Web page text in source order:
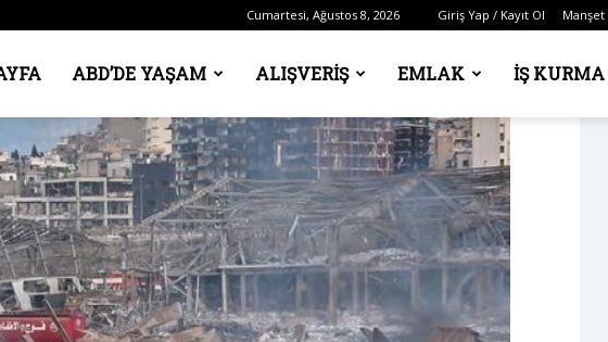
Cumartesi, Ağustos 8, 2026 Giriş Yap / Kayıt Ol Manşet
ABD’DE YAŞAM ALIŞVERIŞ EMLAK İŞ KURMA